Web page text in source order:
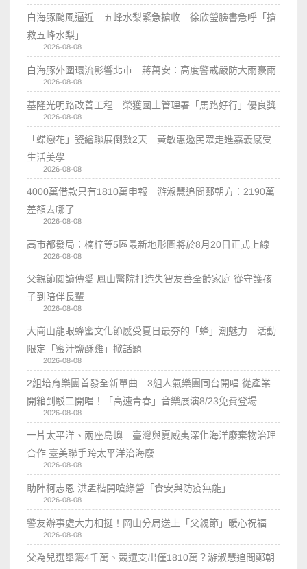
白海豚颱風逼近 五峰水梨緊急搶收 徐欣瑩臉書急呼「搶
救五峰水梨」
2026-08-08
白海豚外圍環流影響北市 蔣萬安：高度警戒嚴防大雨豪雨
2026-08-08
基隆光明路改善工程 榮獲國土管理署「馬路好行」優良獎
2026-08-08
「蝶戀花」瓷繪聯展倒數2天 黃敏惠邀民眾走進嘉義感受
生活美學
2026-08-08
4000萬借款只有1810萬申報 游淑慧追問鄭朝方：2190萬
差額去哪了
2026-08-08
高市都發局：楠梓等5區最新地形圖將於8月20日正式上線
2026-08-08
父親節閱讀傳愛 鳳山醫院打造失智友善全齡家庭 從守護孩
子到陪伴長輩
2026-08-08
大崗山龍眼蜂蜜文化節感受夏日最夯的「蜂」潮魅力 活動
限定「蜜汁鹽酥雞」掀話題
2026-08-08
2組培育樂團首發全新單曲 3組人氣樂團同台開唱 從產業
開箱到駁二開唱！「高速青春」音樂展演8/23免費登場
2026-08-08
一片太平洋、兩座島嶼 臺灣與夏威夷深化海洋廢棄物治理
合作 臺美聯手跨太平洋治海廢
2026-08-08
助陣柯志恩 洪孟楷開嗆綠營「食安與防疫無能」
2026-08-08
警友辦事處大力相挺！岡山分局送上「父親節」暖心祝福
2026-08-08
父為兒選舉籌4千萬、競選支出僅1810萬？游淑慧追問鄭朝